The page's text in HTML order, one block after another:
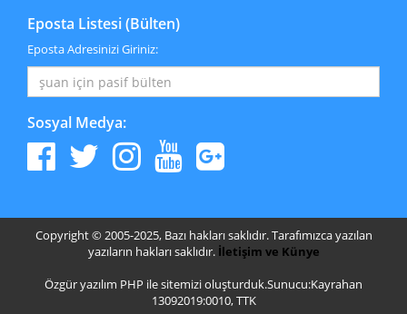
Eposta Listesi (Bülten)
Eposta Adresinizi Giriniz:
Sosyal Medya:
Copyright © 2005-2025, Bazı hakları saklıdır. Tarafımızca yazılan
yazıların hakları saklıdır. İletişim ve Künye
Özgür yazılım PHP ile sitemizi oluşturduk.Sunucu:Kayrahan
13092019:0010, TTK